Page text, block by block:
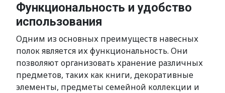
Функциональность и удобство
использования
Одним из основных преимуществ навесных
полок является их функциональность. Они
позволяют организовать хранение различных
предметов, таких как книги, декоративные
элементы, предметы семейной коллекции и